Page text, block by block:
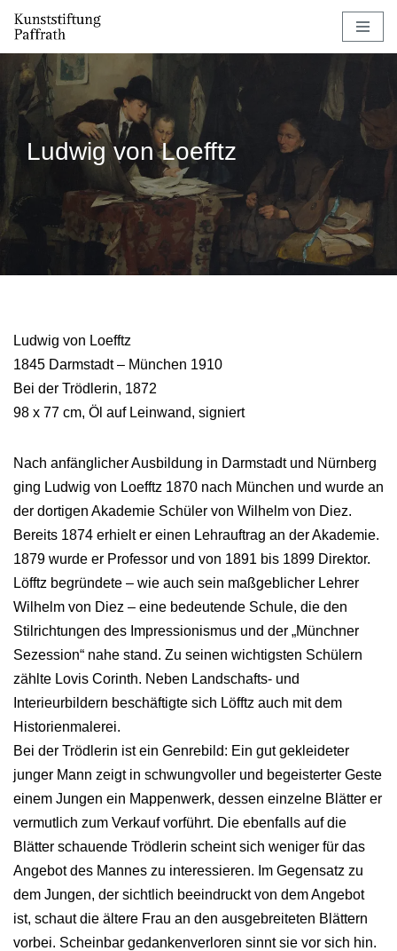
Inhalt
springen
Ludwig von Loefftz
Ludwig von Loefftz
1845 Darmstadt – München 1910
Bei der Trödlerin, 1872
98 x 77 cm, Öl auf Leinwand, signiert
Nach anfänglicher Ausbildung in Darmstadt und Nürnberg
ging Ludwig von Loefftz 1870 nach München und wurde an
der dortigen Akademie Schüler von Wilhelm von Diez.
Bereits 1874 erhielt er einen Lehrauftrag an der Akademie.
1879 wurde er Professor und von 1891 bis 1899 Direktor.
Löfftz begründete – wie auch sein maßgeblicher Lehrer
Wilhelm von Diez – eine bedeutende Schule, die den
Stilrichtungen des Impressionismus und der „Münchner
Sezession“ nahe stand. Zu seinen wichtigsten Schülern
zählte Lovis Corinth. Neben Landschafts- und
Interieurbildern beschäftigte sich Löfftz auch mit dem
Historienmalerei.
Bei der Trödlerin ist ein Genrebild: Ein gut gekleideter
junger Mann zeigt in schwungvoller und begeisterter Geste
einem Jungen ein Mappenwerk, dessen einzelne Blätter er
vermutlich zum Verkauf vorführt. Die ebenfalls auf die
Blätter schauende Trödlerin scheint sich weniger für das
Angebot des Mannes zu interessieren. Im Gegensatz zu
dem Jungen, der sichtlich beeindruckt von dem Angebot
ist, schaut die ältere Frau an den ausgebreiteten Blättern
vorbei. Scheinbar gedankenverloren sinnt sie vor sich hin.